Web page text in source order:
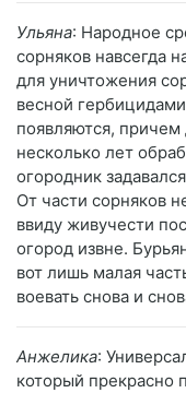
Ульяна: Народное
сорняков навсегда
для уничтожения
весной
появляются, причем
несколько лет
огородник
От части сорняков
ввиду живучести
огород извне.
вот лишь малая
воевать снова и
Анжелика:
который прекрасно